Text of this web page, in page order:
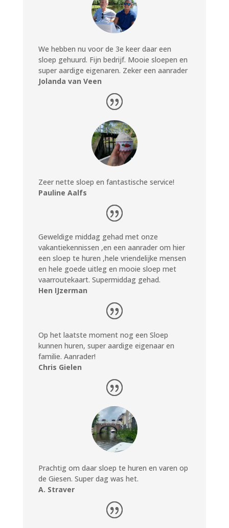
We hebben nu voor de 3e keer daar een
sloep gehuurd. Fijn bedrijf. Mooie sloepen en
super aardige eigenaren. Zeker een aanrader
Jolanda van Veen
Zeer nette sloep en fantastische service!
Pauline Aalfs
Geweldige middag gehad met onze
vakantiekennissen ,en een aanrader om hier
een sloep te huren ,hele vriendelijke mensen
en hele goede uitleg en mooie sloep met
vaarroutekaart. Supermiddag gehad.
Hen IJzerman
Op het laatste moment nog een Sloep
kunnen huren, super aardige eigenaar en
familie. Aanrader!
Chris Gielen
Prachtig om daar sloep te huren en varen op
de Giesen. Super dag was het.
A. Straver